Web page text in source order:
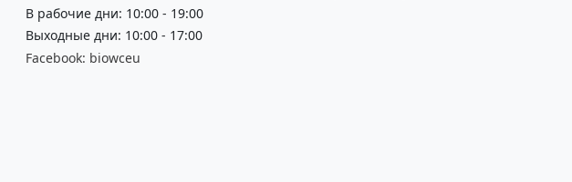
В рабочие дни: 10:00 - 19:00
Выходные дни: 10:00 - 17:00
Facebook: biowceu